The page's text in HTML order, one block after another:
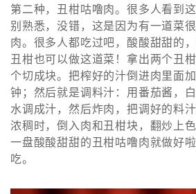
第二种，丑柑咕噜肉。很多人看到
别熟悉，没错，这是因为有一道菜
肉。很多人都吃过吧，酸酸甜甜的
丑柑也可以做这道菜！拿出两个丑
个切成块。把榨好的汁倒进肉里面
钟；然后就是调料汁：用番茄酱，
水调成汁，然后炸肉，把调好的料
浓稠时，倒入肉和丑柑块，翻炒上
一盘酸酸甜甜的丑柑咕噜肉就做好
吃。